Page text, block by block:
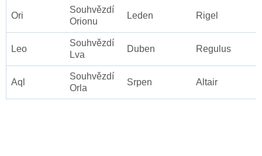
Ori
Souhvězdí
Orionu
Leden Rigel
Leo
Souhvězdí
Lva
Duben Regulus
Aql
Souhvězdí
Orla
Srpen Altair